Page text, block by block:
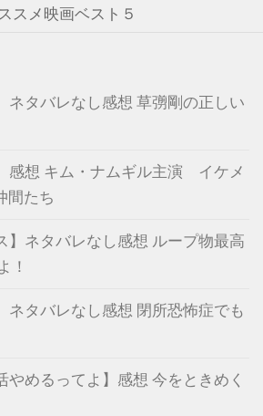
スメ映画ベスト５
ネタバレなし感想 草彅剛の正しい
感想 キム・ナムギル主演 イケメ
間たち
】ネタバレなし感想 ループ物最高
！
ネタバレなし感想 閉所恐怖症でも
やめるってよ】感想 今をときめく